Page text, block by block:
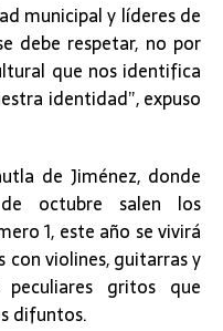
municipal y líderes de
debe respetar, no por
que nos identifica
identidad”, expuso
de Jiménez, donde
octubre salen los
1, este año se vivirá
con violines, guitarras y
gritos que
difuntos.